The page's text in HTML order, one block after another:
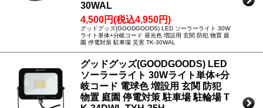
30WAL
4,500円(税込4,950円)
グッドグッズ(GOODGOODS) LED ソーラーライト 30W
ライト単体+分岐コード 昼光色 増設用 玄関 防犯 物置 庭
園 停電対策 駐車場 災害 TK-30WAL
グッドグッズ(GOODGOODS) LED
ソーラーライト 30Wライト単体+分
岐コード 電球色 増設用 玄関 防犯
物置 庭園 停電対策 駐車場 駐輪場 T